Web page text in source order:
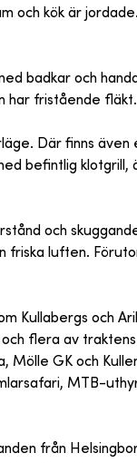
och kök är
badkar och
har fristående fläkt.
Där finns även
befintlig klotgrill,
och
friska luften.
Kullabergs och
flera av
Mölle GK och
MTB-
från